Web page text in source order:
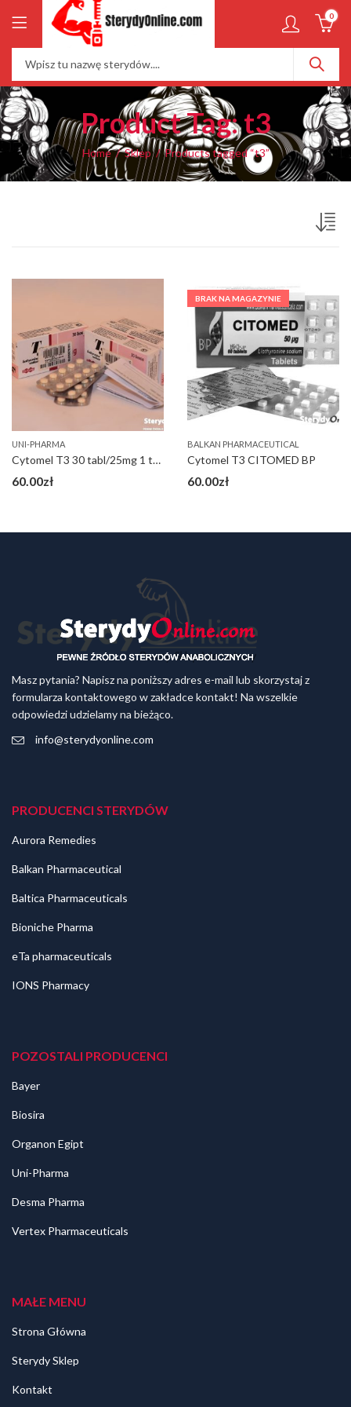
0
Product Tag: t3
Home Sklep Products tagged “t3”
UNI-PHARMA
Cytomel T3 30 tabl/25mg 1 tabl
60.00zł
BRAK NA MAGAZYNIE
BALKAN PHARMACEUTICAL
Cytomel T3 CITOMED BP
60.00zł
Masz pytania? Napisz na poniższy adres e-mail lub skorzystaj z
formularza kontaktowego w zakładce kontakt! Na wszelkie
odpowiedzi udzielamy na bieżąco.
info@sterydyonline.com
PRODUCENCI STERYDÓW
Aurora Remedies
Balkan Pharmaceutical
Baltica Pharmaceuticals
Bioniche Pharma
eTa pharmaceuticals
IONS Pharmacy
POZOSTALI PRODUCENCI
Bayer
Biosira
Organon Egipt
Uni-Pharma
Desma Pharma
Vertex Pharmaceuticals
MAŁE MENU
Strona Główna
Sterydy Sklep
Kontakt